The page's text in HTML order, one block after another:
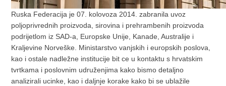
Ruska Federacija je 07. kolovoza 2014. zabranila uvoz
poljoprivrednih proizvoda, sirovina i prehrambenih proizvoda
podrijetlom iz SAD-a, Europske Unije, Kanade, Australije i
Kraljevine Norveške. Ministarstvo vanjskih i europskih poslova,
kao i ostale nadležne institucije bit ce u kontaktu s hrvatskim
tvrtkama i poslovnim udruženjima kako bismo detaljno
analizirali ucinke, kao i daljnje korake kako bi se ublažile